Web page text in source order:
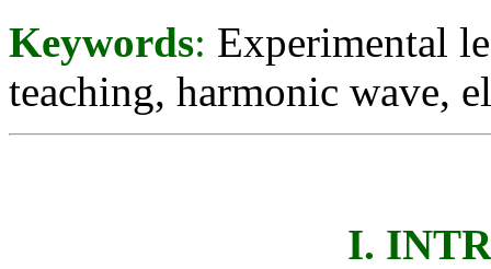
Keywords: Experimental
teaching, harmonic wave,
I.